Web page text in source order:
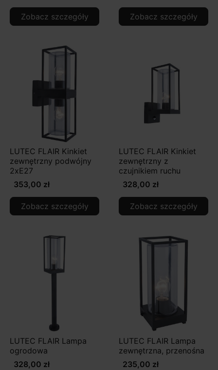
Zobacz szczegóły Zobacz szczegóły
LUTEC FLAIR Kinkiet
zewnętrzny podwójny
2xE27
353,00 zł
Zobacz szczegóły
LUTEC FLAIR Kinkiet
zewnętrzny z
czujnikiem ruchu
328,00 zł
Zobacz szczegóły
LUTEC FLAIR Lampa
ogrodowa
328,00 zł
LUTEC FLAIR Lampa
zewnętrzna, przenośna
235,00 zł